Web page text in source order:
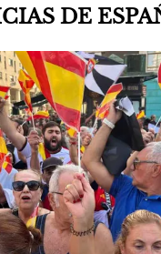
DE